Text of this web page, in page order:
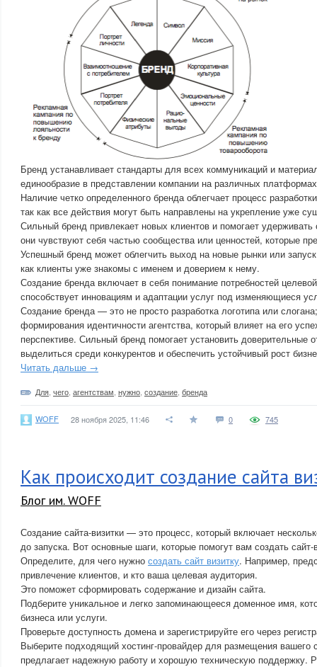
Бренд устанавливает стандарты для всех коммуникаций и
единообразие в представлении компании на различных
Наличие четко определенного бренда облегчает процесс
так как все действия могут быть направлены на укрепление уже
Сильный бренд привлекает новых клиентов и помогает
они чувствуют себя частью сообщества или ценностей, которые
Успешный бренд может облегчить выход на новые рынки или
как клиенты уже знакомы с именем и доверием к нему.
Создание бренда включает в себя понимание потребностей
способствует инновациям и адаптации услуг под изменяющиеся
Создание бренда — это не просто разработка логотипа или
формирования идентичности агентства, который влияет на его
перспективе. Сильный бренд помогает установить доверительные
выделиться среди конкурентов и обеспечить устойчивый рост
Читать дальше →
Для чего агентствам нужно создание бренда
WOFF 28 ноября 2025, 11:46 0 745
Как происходит создание сайта
Блог им. WOFF
Создание сайта-визитки — это процесс, который включает
до запуска. Вот основные шаги, которые помогут вам создать сайт-
Определите, для чего нужно создать сайт визитку. Например,
привлечение клиентов, и кто ваша целевая аудитория.
Это поможет сформировать содержание и дизайн сайта.
Подберите уникальное и легко запоминающееся доменное имя,
бизнеса или услуги.
Проверьте доступность домена и зарегистрируйте его через
Выберите подходящий хостинг-провайдер для размещения вашего
предлагает надежную работу и хорошую техническую поддержку.